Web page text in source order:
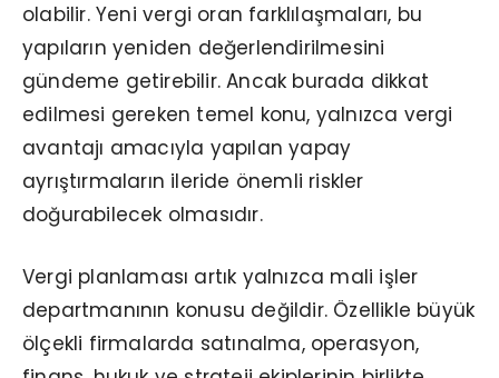
olabilir. Yeni vergi oran farklılaşmaları, bu
yapıların yeniden değerlendirilmesini
gündeme getirebilir. Ancak burada dikkat
edilmesi gereken temel konu, yalnızca vergi
avantajı amacıyla yapılan yapay
ayrıştırmaların ileride önemli riskler
doğurabilecek olmasıdır.
Vergi planlaması artık yalnızca mali işler
departmanının konusu değildir. Özellikle büyük
ölçekli firmalarda satınalma, operasyon,